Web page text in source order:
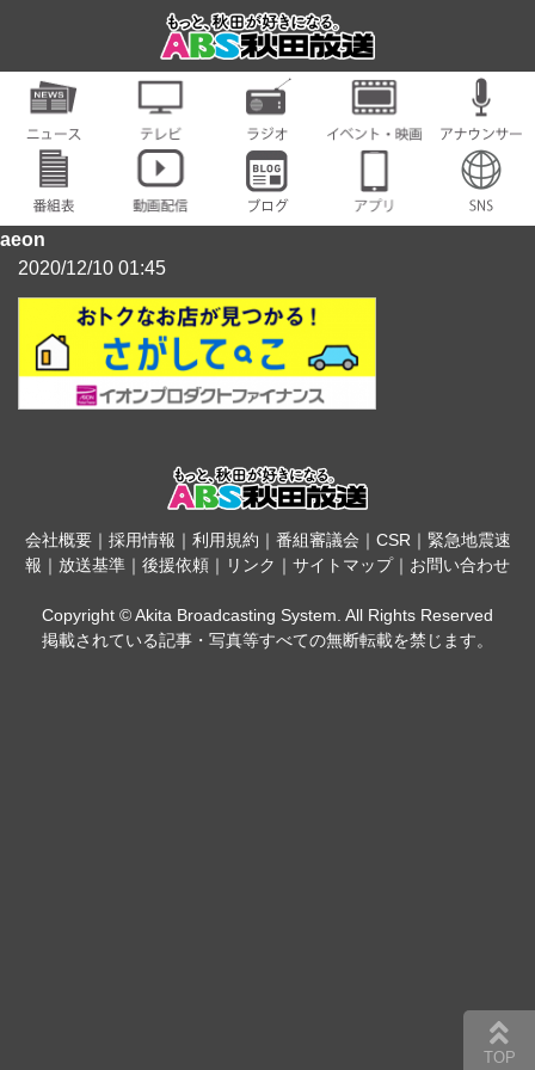
aeon
2020/12/10 01:45
会社概要｜ 採用情報 ｜ 利用規約 ｜ 番組審議会 ｜ CSR｜ 緊急地震速
報 ｜ 放送基準 ｜ 後援依頼 ｜ リンク ｜ サイトマップ｜ お問い合わせ
Copyright © Akita Broadcasting System. All Rights Reserved
掲載されている記事・写真等すべての無断転載を禁じます。